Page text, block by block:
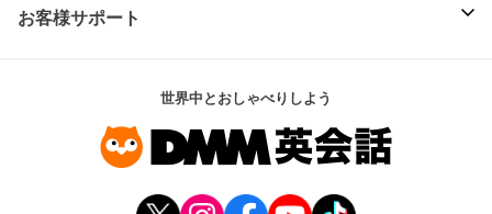
お客様サポート
世界中とおしゃべりしよう